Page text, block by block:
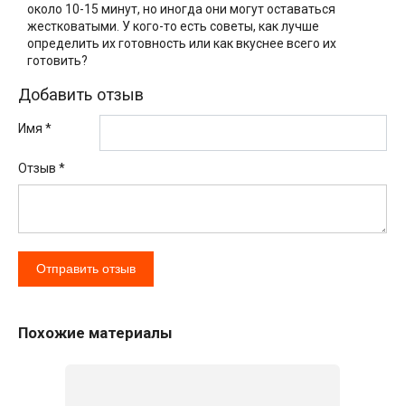
около 10-15 минут, но иногда они могут оставаться
жестковатыми. У кого-то есть советы, как лучше
определить их готовность или как вкуснее всего их
готовить?
Добавить отзыв
Имя *
Отзыв *
Похожие материалы